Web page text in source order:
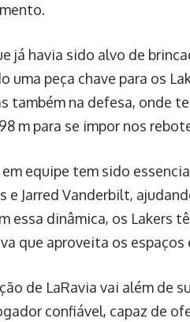
já havia sido alvo de
uma peça chave para os
também na defesa, onde
m para se impor nos
equipe tem sido
e Jarred Vanderbilt,
essa dinâmica, os Lakers
que aproveita os
de LaRavia vai além de
confiável, capaz de